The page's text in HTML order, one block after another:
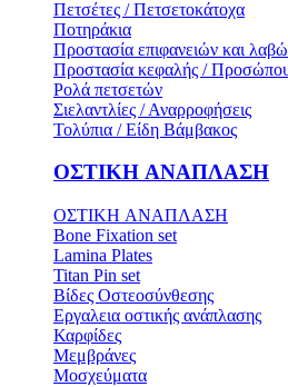
Πετσέτες / Πετσετοκάτοχα
Ποτηράκια
Προστασία επιφανειών και
Προστασία κεφαλής /
Ρολά πετσετών
Σιελαντλίες / Αναρροφήσεις
Τολύπια / Είδη Βάμβακος
ΟΣΤΙΚH ΑΝΑΠΛΑΣH
ΟΣΤΙΚH ΑΝΑΠΛΑΣH
Bone Fixation set
Lamina Plates
Titan Pin set
Βίδες Οστεοσύνθεσης
Εργαλεια οστικής ανάπλασης
Καρφίδες
Μεμβράνες
Μοσχεύματα